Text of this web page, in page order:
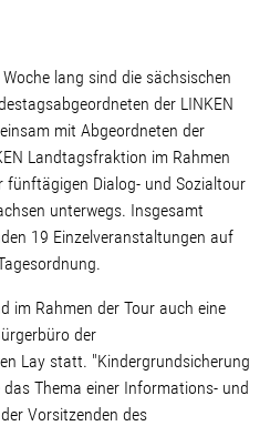
Woche lang sind die sächsischen
der LINKEN
mit Abgeordneten der
Landtagsfraktion im Rahmen
fünftägigen Dialog- und Sozialtour
unterwegs. Insgesamt
19 Einzelveranstaltungen auf
im Rahmen der Tour auch eine
der
Lay statt. "Kindergrundsicherung
Thema einer Informations- und
Vorsitzenden des